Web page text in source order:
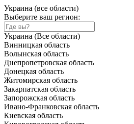
Украина (все области)
Выберите ваш регион:
Украина (Все области)
Винницкая область
Волынская область
Днепропетровская область
Донецкая область
Житомирская область
Закарпатская область
Запорожская область
Ивано-Франковская область
Киевская область